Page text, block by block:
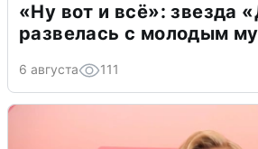
«Ну вот и всё»: звезда
развелась с молодым
6 августа 111